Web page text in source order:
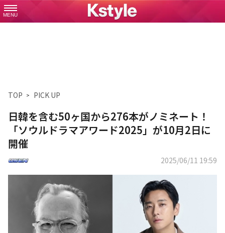
MENU
TOP PICK UP
日韓を含む50ヶ国から276本がノミネート！
「ソウルドラマアワード2025」が10月2日に
開催
2025/06/11 19:59